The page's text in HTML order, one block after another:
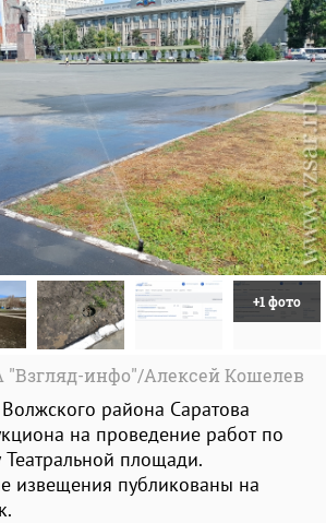
+1 фото
"Взгляд-инфо"/Алексей Кошелев
района Саратова
на проведение работ по
Театральной площади.
извещения публикованы на